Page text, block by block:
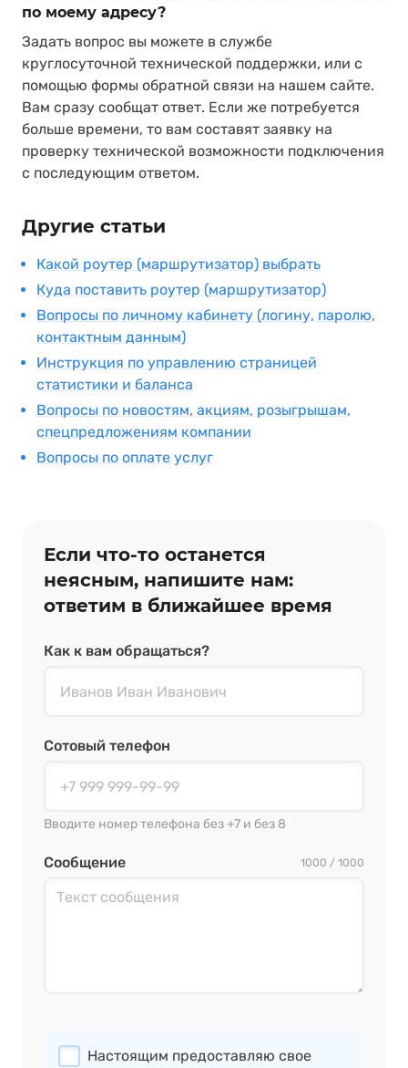
по моему адресу?
Задать вопрос вы можете в службе
круглосуточной технической поддержки, или с
помощью формы обратной связи на нашем сайте.
Вам сразу сообщат ответ. Если же потребуется
больше времени, то вам составят заявку на
проверку технической возможности подключения
с последующим ответом.
Другие статьи
Какой роутер (маршрутизатор) выбрать
Куда поставить роутер (маршрутизатор)
Вопросы по личному кабинету (логину, паролю,
контактным данным)
Инструкция по управлению страницей
статистики и баланса
Вопросы по новостям, акциям, розыгрышам,
спецпредложениям компании
Вопросы по оплате услуг
Если что‑то останется
неясным, напишите нам:
ответим в ближайшее время
Как к вам обращаться?
Сотовый телефон
Вводите номер телефона без +7 и без 8
Сообщение 1000 / 1000
Настоящим предоставляю свое